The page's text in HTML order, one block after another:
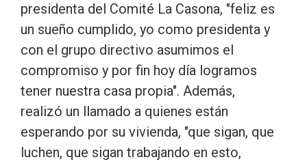
presidenta del Comité La Casona, "feliz es
un sueño cumplido, yo como presidenta y
con el grupo directivo asumimos el
compromiso y por fin hoy día logramos
tener nuestra casa propia". Además,
realizó un llamado a quienes están
esperando por su vivienda, "que sigan, que
luchen, que sigan trabajando en esto,